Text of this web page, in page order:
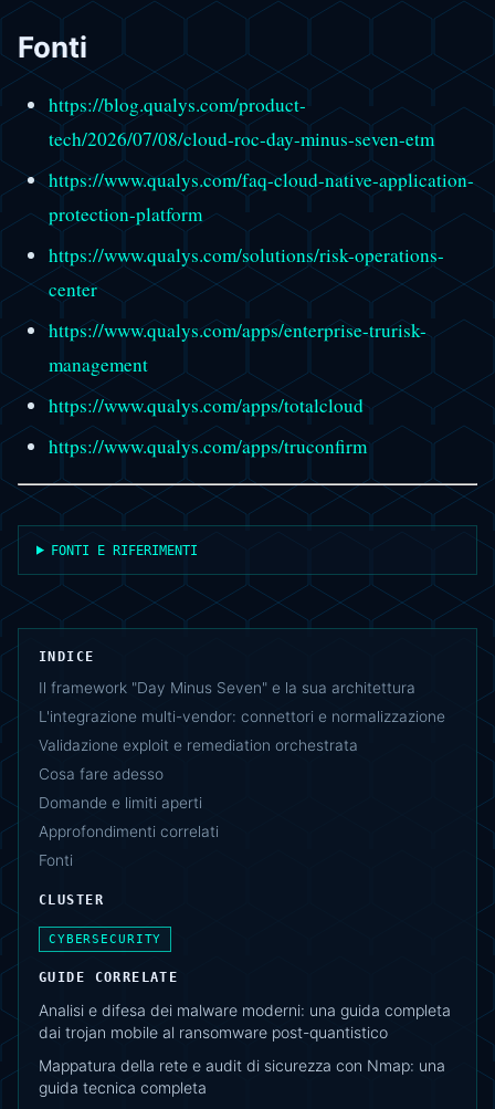
Fonti
https://blog.qualys.com/product-
tech/2026/07/08/cloud-roc-day-minus-seven-etm
https://www.qualys.com/faq-cloud-native-application-
protection-platform
https://www.qualys.com/solutions/risk-operations-
center
https://www.qualys.com/apps/enterprise-trurisk-
management
https://www.qualys.com/apps/totalcloud
https://www.qualys.com/apps/truconfirm
FONTI E RIFERIMENTI
INDICE
Il framework "Day Minus Seven" e la sua architettura
L'integrazione multi-vendor: connettori e normalizzazione
Validazione exploit e remediation orchestrata
Cosa fare adesso
Domande e limiti aperti
Approfondimenti correlati
Fonti
CLUSTER
CYBERSECURITY
GUIDE CORRELATE
Analisi e difesa dei malware moderni: una guida completa
dai trojan mobile al ransomware post-quantistico
Mappatura della rete e audit di sicurezza con Nmap: una
guida tecnica completa